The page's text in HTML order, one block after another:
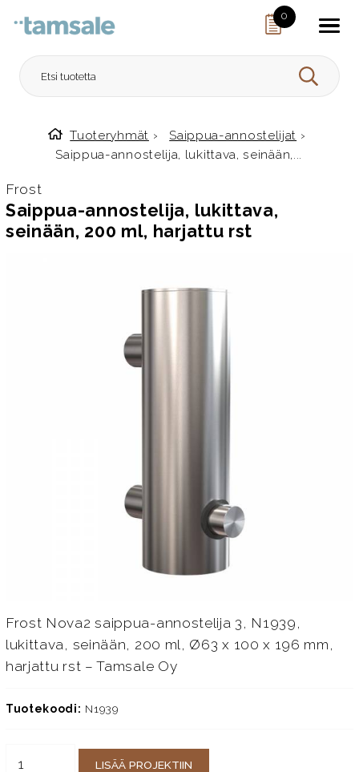
0
HAE
Etusivulle
Tuoteryhmät › Saippua-annostelijat ›
Saippua-annostelija, lukittava, seinään,...
Frost
Saippua-annostelija, lukittava,
seinään, 200 ml, harjattu rst
Frost Nova2 saippua-annostelija 3, N1939,
lukittava, seinään, 200 ml, Ø63 x 100 x 196 mm,
harjattu rst – Tamsale Oy
Tuotekoodi: N1939
LISÄÄ PROJEKTIIN